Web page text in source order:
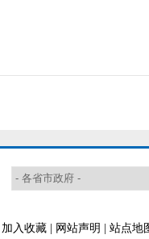
加入收藏 网站声明 站点地